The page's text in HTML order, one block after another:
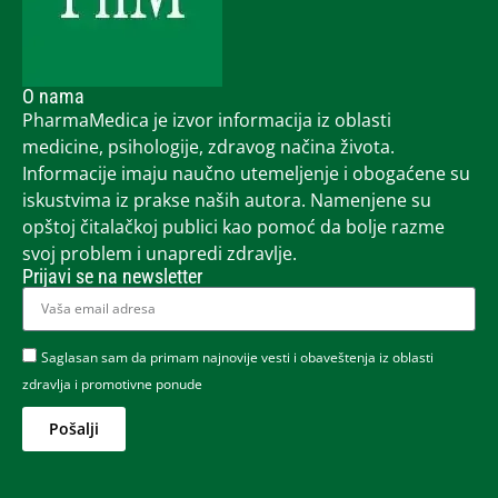
O nama
PharmaMedica je izvor informacija iz oblasti
medicine, psihologije, zdravog načina života.
Informacije imaju naučno utemeljenje i obogaćene su
iskustvima iz prakse naših autora. Namenjene su
opštoj čitalačkoj publici kao pomoć da bolje razme
svoj problem i unapredi zdravlje.
Prijavi se na newsletter
Saglasan sam da primam najnovije vesti i obaveštenja iz oblasti
zdravlja i promotivne ponude
Pošalji